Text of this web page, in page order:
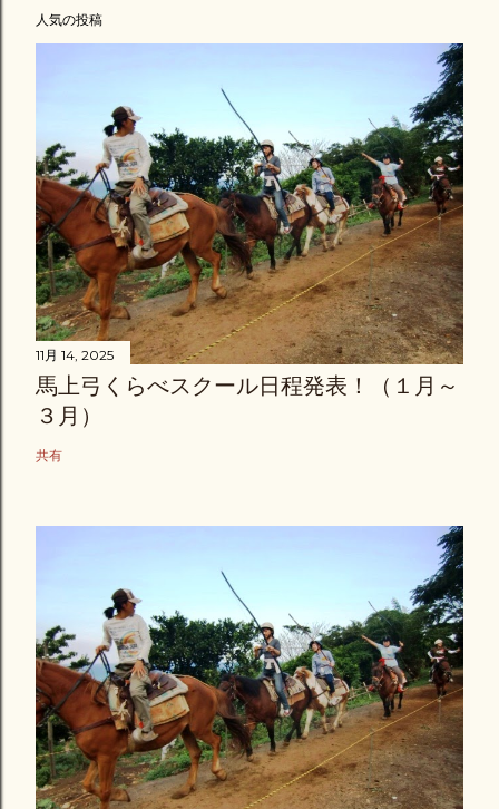
人気の投稿
11月 14, 2025
馬上弓くらべスクール日程発表！（１月～
３月）
共有